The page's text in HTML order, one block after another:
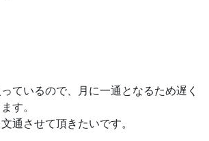
ているので、月に一通となるため遅く
す。
通させて頂きたいです。